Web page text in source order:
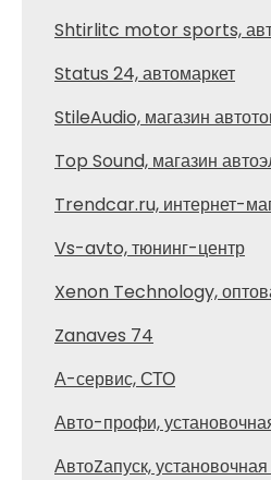
Shtirlitc motor sports,
Status 24, автомаркет
StileAudio, магазин
Top Sound, магазин
Trendcar.ru, интернет-
Vs-avto, тюнинг-центр
Xenon Technology,
Zanaves 74
А-сервис, СТО
Авто-профи,
АвтоZапуск, установочная